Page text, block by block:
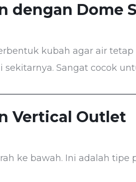
dengan Dome
kubah agar air
sekitarnya. Sangat cocok
Vertical Outlet
ke bawah. Ini adalah